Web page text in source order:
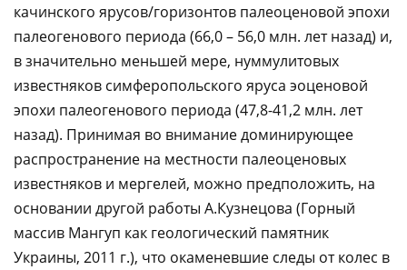
качинского ярусов/горизонтов палеоценовой эпохи
палеогенового периода (66,0 – 56,0 млн. лет назад) и,
в значительно меньшей мере, нуммулитовых
известняков симферопольского яруса эоценовой
эпохи палеогенового периода (47,8-41,2 млн. лет
назад). Принимая во внимание доминирующее
распространение на местности палеоценовых
известняков и мергелей, можно предположить, на
основании другой работы А.Кузнецова (Горный
массив Мангуп как геологический памятник
Украины, 2011 г.), что окаменевшие следы от колес в